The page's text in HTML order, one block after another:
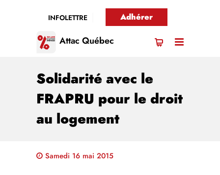
INFOLETTRE Adhérer
Attac Québec
Solidarité avec le
FRAPRU pour le droit
au logement
Samedi 16 mai 2015